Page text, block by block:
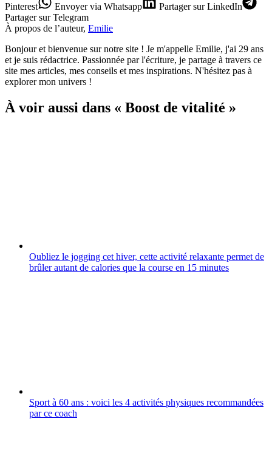
Pinterest
Envoyervia Whatsapp Partagersur LinkedIn
Partagersur Telegram
À propos de l’auteur, Emilie
Bonjour et bienvenue sur notre site ! Je m'appelle Emilie, j'ai 29 ans
et je suis rédactrice. Passionnée par l'écriture, je partage à travers ce
site mes articles, mes conseils et mes inspirations. N'hésitez pas à
explorer mon univers !
À voir aussi dans « Boost de vitalité »
Oubliez le jogging cet hiver, cette activité relaxante permet de
brûler autant de calories que la course en 15 minutes
Sport à 60 ans : voici les 4 activités physiques recommandées
par ce coach